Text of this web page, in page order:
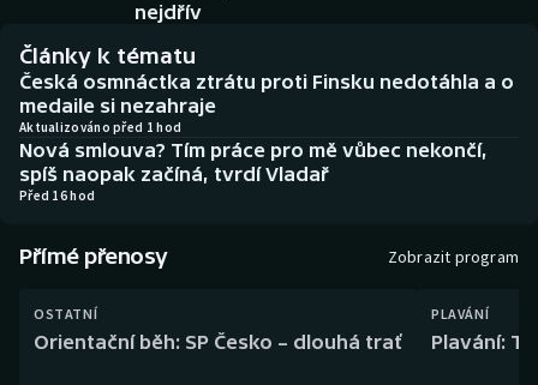
Baseball a softbal
Basketbal
Biatlon
Boby a skeleton
Box
Curling
Historické návraty
Aplikace ČT sport
AZ kvíz
nejdřív
Články k tématu
Česká osmnáctka ztrátu proti Finsku nedotáhla a o
medaile si nezahraje
Aktualizováno před 1 hod
Nová smlouva? Tím práce pro mě vůbec nekončí,
spíš naopak začíná, tvrdí Vladař
Před 16 hod
Přímé přenosy Zobrazit program
OSTATNÍ
Orientační běh: SP Česko – dlouhá trať
PLAVÁNÍ
Plavání: